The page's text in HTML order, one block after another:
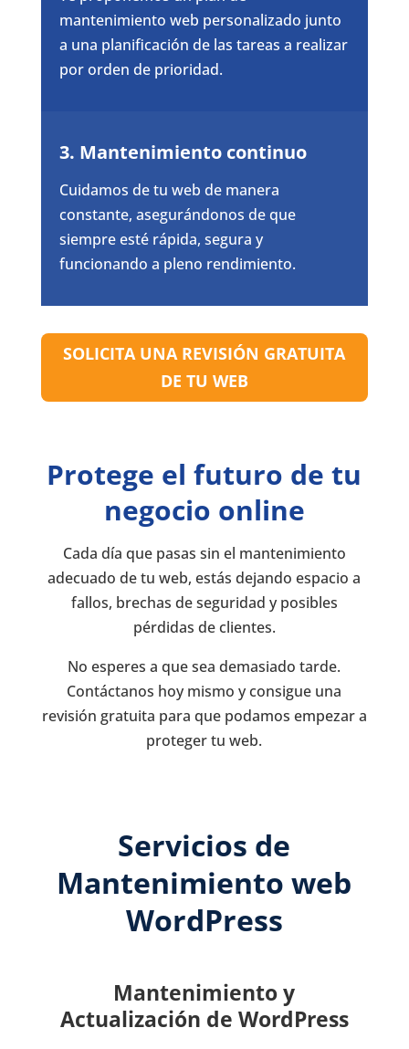
mantenimiento web personalizado junto
a una planificación de las tareas a realizar
por orden de prioridad.
3. Mantenimiento continuo
Cuidamos de tu web de manera
constante, asegurándonos de que
siempre esté rápida, segura y
funcionando a pleno rendimiento.
SOLICITA UNA REVISIÓN GRATUITA
DE TU WEB
Protege el futuro de tu
negocio online
Cada día que pasas sin el mantenimiento
adecuado de tu web, estás dejando espacio a
fallos, brechas de seguridad y posibles
pérdidas de clientes.
No esperes a que sea demasiado tarde.
Contáctanos hoy mismo y consigue una
revisión gratuita para que podamos empezar a
proteger tu web.
Servicios de
Mantenimiento web
WordPress
Mantenimiento y
Actualización de WordPress